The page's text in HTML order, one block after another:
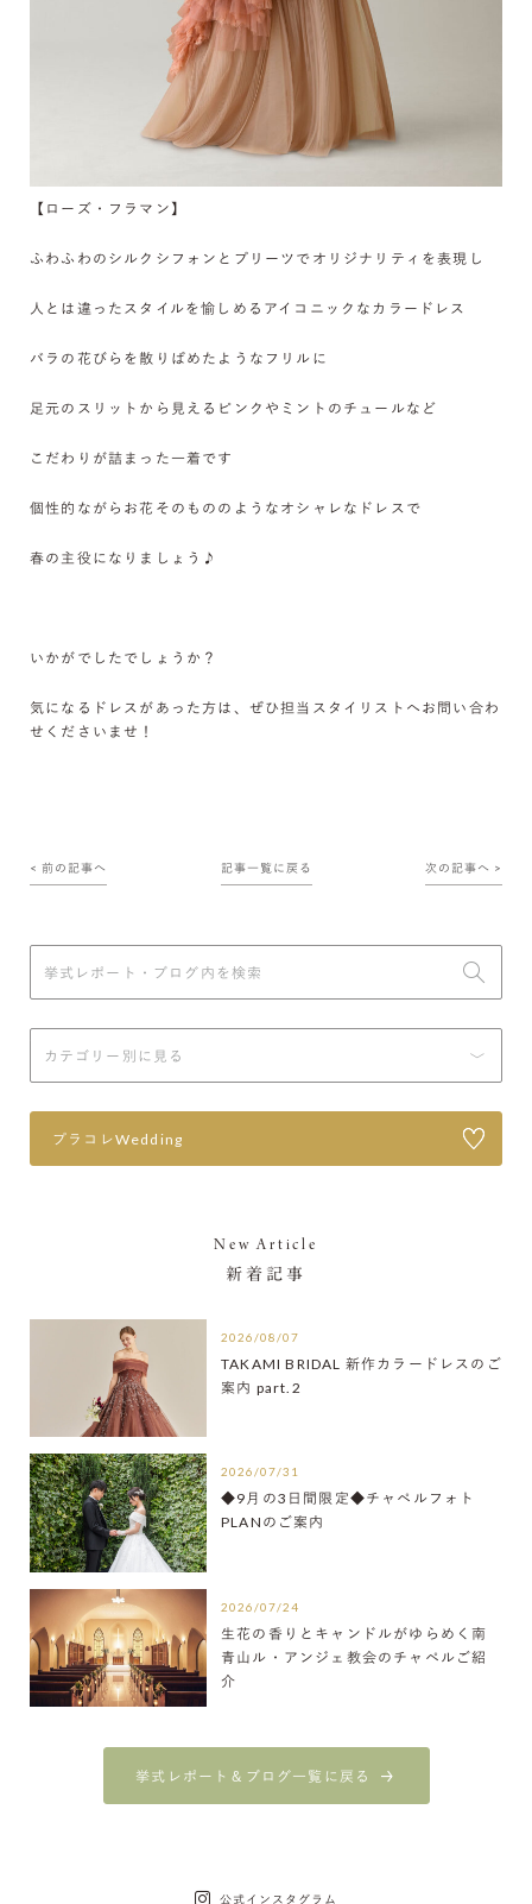
【ローズ・フラマン】
ふわふわのシルクシフォンとプリーツでオリジナリティを表現し
人とは違ったスタイルを愉しめるアイコニックなカラードレス
バラの花びらを散りばめたようなフリルに
足元のスリットから見えるピンクやミントのチュールなど
こだわりが詰まった一着です
個性的ながらお花そのもののようなオシャレなドレスで
春の主役になりましょう♪
いかがでしたでしょうか？
気になるドレスがあった方は、ぜひ担当スタイリストへお問い合わ
せくださいませ！
< 前の記事へ 記事一覧に戻る 次の記事へ >
プラコレWedding
New Article
新着記事
2026/08/07
TAKAMI BRIDAL 新作カラードレスのご
案内 part.2
2026/07/31
◆9月の3日間限定◆チャペルフォト
PLANのご案内
2026/07/24
生花の香りとキャンドルがゆらめく南
青山ル・アンジェ教会のチャペルご紹
介
挙式レポート＆ブログ一覧に戻る